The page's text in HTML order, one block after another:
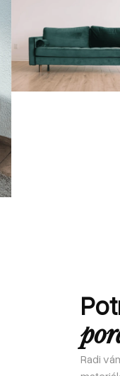
Radi